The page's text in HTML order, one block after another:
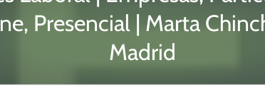
Presencial | Marta
Madrid